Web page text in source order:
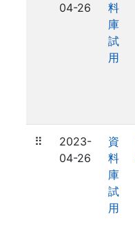
04-26
料
庫
試
用
⠿
2023-
04-26
資
料
庫
試
用